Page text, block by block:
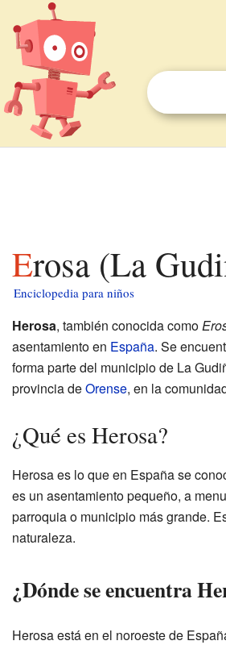
Erosa (La
Enciclopedia para niños
Herosa, también conocida como
asentamiento en España. Se
forma parte del municipio de La
provincia deOrense, en la
¿Qué es Herosa?
Herosa es lo que en España se
es un asentamiento pequeño, a
parroquia o municipio más grande.
naturaleza.
¿Dónde se encuentra
Herosa está en el noroeste de